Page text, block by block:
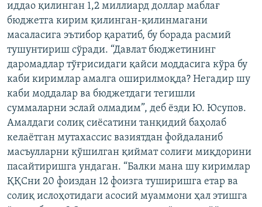
иддао қилинган 1,2 миллиард доллар маблағ
бюджетга кирим қилинган-қилинмагани
масаласига эътибор қаратиб, бу борада расмий
тушунтириш сўради. “Давлат бюджетининг
даромадлар тўғрисидаги қайси моддасига кўра бу
каби киримлар амалга оширилмоқда? Негадир шу
каби моддалар ва бюджетдаги тегишли
суммаларни эслай олмадим”, деб ёзди Ю. Юсупов.
Амалдаги солиқ сиёсатини танқидий баҳолаб
келаётган мутахассис вазиятдан фойдаланиб
масъулларни қўшилган қиймат солиғи миқдорини
пасайтиришга ундаган. “Балки мана шу киримлар
ҚҚСни 20 фоиздан 12 фоизга туширишга етар ва
солиқ ислоҳотидаги асосий муаммони ҳал этишга